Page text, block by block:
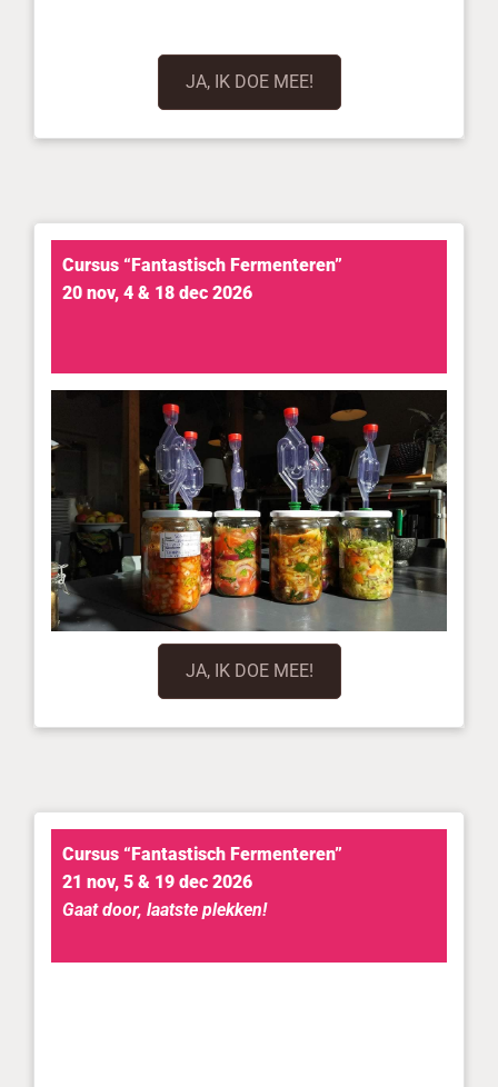
JA, IK DOE MEE!
Cursus “Fantastisch Fermenteren”
20 nov, 4 & 18 dec 2026
JA, IK DOE MEE!
Cursus “Fantastisch Fermenteren”
21 nov, 5 & 19 dec 2026
Gaat door, laatste plekken!